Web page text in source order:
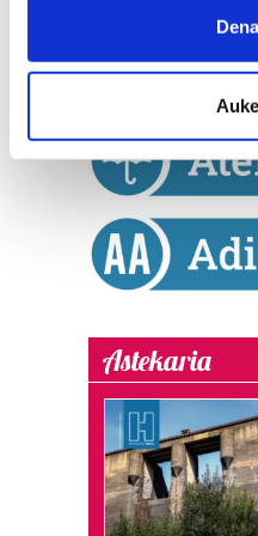
Collect information
meters
Identify your
specific
Find out more about how
and set your preferences
Guk eta gure bazkideek
prozesatzen ditugu, zure
pertsonalizatuak
neurtzeko, jendeari
produktuak garatzeko.
erabiltzen dituen hauta
Bazkide batzuek ez dizute
interes komertzial
Astekaria